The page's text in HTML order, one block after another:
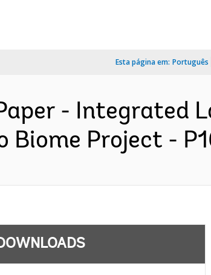
Esta página em: Português
- Integrated
Biome Project -